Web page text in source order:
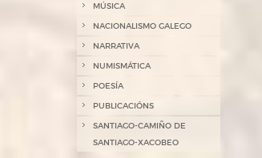
MÚSICA
NACIONALISMO GALEGO
NARRATIVA
NUMISMÁTICA
POESÍA
PUBLICACIÓNS
SANTIAGO-CAMIÑO DE
SANTIAGO-XACOBEO